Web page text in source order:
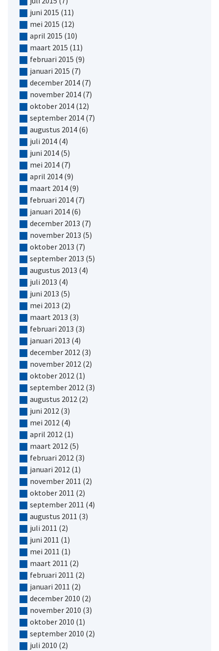
juni 2015 (11)
mei 2015 (12)
april 2015 (10)
maart 2015 (11)
februari 2015 (9)
januari 2015 (7)
december 2014(7)
november 2014(7)
oktober 2014(12)
september 2014(7)
augustus 2014(6)
juli 2014(4)
juni 2014(5)
mei 2014(7)
april 2014(9)
maart 2014(9)
februari 2014(7)
januari 2014(6)
december 2013 (7)
november 2013 (5)
oktober 2013 (7)
september 2013 (5)
augustus 2013 (4)
juli 2013 (4)
juni 2013 (5)
mei 2013 (2)
maart 2013 (3)
februari 2013 (3)
januari 2013 (4)
december 2012 (3)
november 2012 (2)
oktober 2012 (1)
september 2012 (3)
augustus 2012 (2)
juni 2012 (3)
mei 2012 (4)
april 2012 (1)
maart 2012 (5)
februari 2012 (3)
januari 2012 (1)
november 2011 (2)
oktober 2011 (2)
september 2011 (4)
augustus 2011 (3)
juli 2011 (2)
juni 2011 (1)
mei 2011 (1)
maart 2011 (2)
februari 2011 (2)
januari 2011 (2)
december 2010 (2)
november 2010 (3)
oktober 2010 (1)
september 2010 (2)
juli 2010 (2)